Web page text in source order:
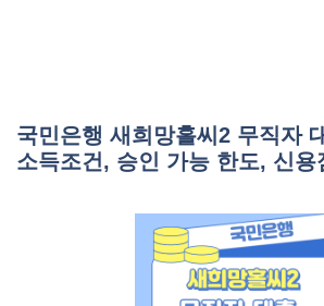
국민은행 새희망홀씨2 무직자
소득조건, 승인 가능 한도, 신용